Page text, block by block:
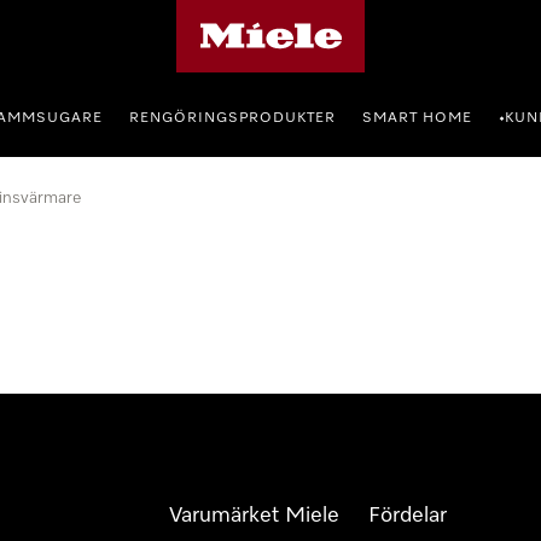
RENGÖRINGSPRODUKTER SMART HOME •
Varumärket Miele Fördelar